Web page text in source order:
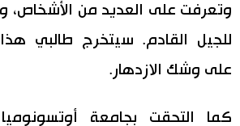
وتعرفت على العديد من الأشخاص،
للجيل القادم. سيتخرج طالبي هذا
على وشك الازدهار.
كما التحقت بجامعة